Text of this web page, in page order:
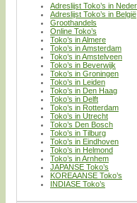
Adreslijst Toko’s in
Adreslijst Toko’s in België
Groothandels
Online Toko’s
Toko’s in Almere
Toko’s in Amsterdam
Toko’s in Amstelveen
Toko’s in Beverwijk
Toko’s in Groningen
Toko’s in Leiden
Toko’s in Den Haag
Toko’s in Delft
Toko’s in Rotterdam
Toko’s in Utrecht
Toko’s Den Bosch
Toko’s in Tilburg
Toko’s in Eindhoven
Toko’s in Helmond
Toko’s in Arnhem
JAPANSE Toko’s
KOREAANSE Toko’s
INDIASE Toko’s